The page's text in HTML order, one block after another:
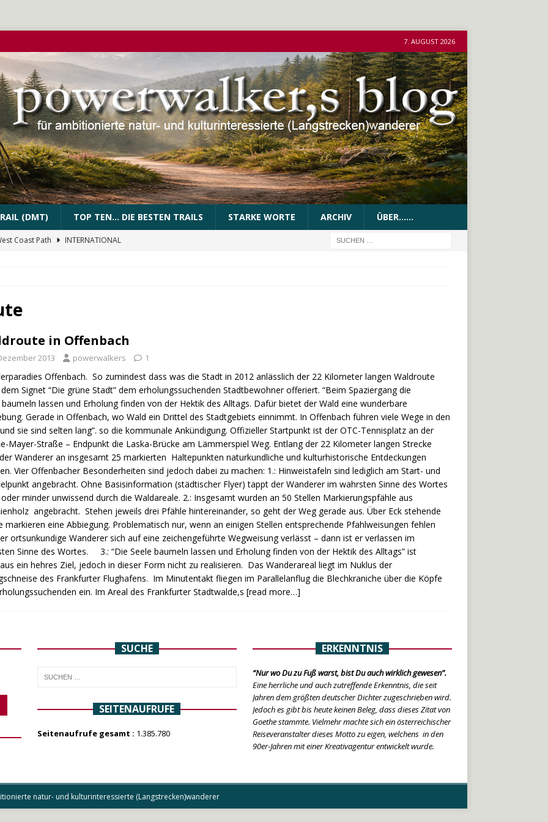
7. AUGUST 2026
(DMT) TOP TEN… DIE BESTEN TRAILS STARKE WORTE ARCHIV ÜBER……
Coast Path
INTERNATIONAL
Trail
in Offenbach
2013 powerwalkers 1
Offenbach. So zumindest dass was die Stadt in 2012 anlässlich der 22 Kilometer langen Waldroute
Signet “Die grüne Stadt” dem erholungssuchenden Stadtbewohner offeriert. “Beim Spaziergang die
baumeln lassen und Erholung finden von der Hektik des Alltags. Dafür bietet der Wald eine wunderbare
Gerade in Offenbach, wo Wald ein Drittel des Stadtgebiets einnimmt. In Offenbach führen viele Wege in den
sie sind selten lang”. so die kommunale Ankündigung. Offizieller Startpunkt ist der OTC-Tennisplatz an der
Mayer-Straße – Endpunkt die Laska-Brücke am Lämmerspiel Weg. Entlang der 22 Kilometer langen Strecke
Wanderer an insgesamt 25 markierten Haltepunkten naturkundliche und kulturhistorische Entdeckungen
Vier Offenbacher Besonderheiten sind jedoch dabei zu machen: 1.: Hinweistafeln sind lediglich am Start- und
angebracht. Ohne Basisinformation (städtischer Flyer) tappt der Wanderer im wahrsten Sinne des Wortes
minder unwissend durch die Waldareale. 2.: Insgesamt wurden an 50 Stellen Markierungspfähle aus
angebracht. Stehen jeweils drei Pfähle hintereinander, so geht der Weg gerade aus. Über Eck stehende
markieren eine Abbiegung. Problematisch nur, wenn an einigen Stellen entsprechende Pfahlweisungen fehlen
ortsunkundige Wanderer sich auf eine zeichengeführte Wegweisung verlässt – dann ist er verlassen im
Sinne des Wortes. 3.: “Die Seele baumeln lassen und Erholung finden von der Hektik des Alltags” ist
ein hehres Ziel, jedoch in dieser Form nicht zu realisieren. Das Wanderareal liegt im Nuklus der
des Frankfurter Flughafens. Im Minutentakt fliegen im Parallelanflug die Blechkraniche über die Köpfe
ein. Im Areal des Frankfurter Stadtwalde,s [read more…]
SUCHE
SEITENAUFRUFE
Seitenaufrufe gesamt : 1.385.780
ERKENNTNIS
“Nur wo Du zu Fuß warst, bist Du auch wirklich gewesen”.
Eine herrliche und auch zutreffende Erkenntnis, die seit
Jahren dem größten deutscher Dichter zugeschrieben wird.
Jedoch es gibt bis heute keinen Beleg, dass dieses Zitat von
Goethe stammte. Vielmehr machte sich ein österreichischer
Reiseveranstalter dieses Motto zu eigen, welchens in den
90er-Jahren mit einer Kreativagentur entwickelt wurde.
natur- und kulturinteressierte (Langstrecken)wanderer